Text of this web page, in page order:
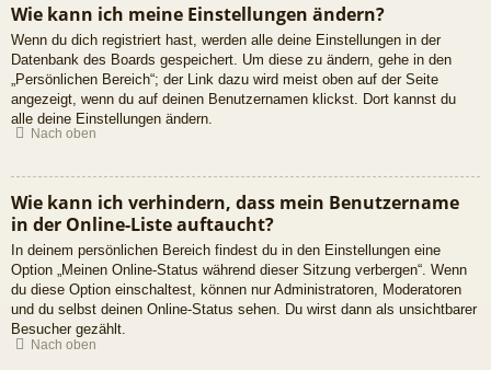
Wie kann ich meine Einstellungen ändern?
Wenn du dich registriert hast, werden alle deine Einstellungen in der
Datenbank des Boards gespeichert. Um diese zu ändern, gehe in den
„Persönlichen Bereich“; der Link dazu wird meist oben auf der Seite
angezeigt, wenn du auf deinen Benutzernamen klickst. Dort kannst du
alle deine Einstellungen ändern.
Nach oben
Wie kann ich verhindern, dass mein Benutzername
in der Online-Liste auftaucht?
In deinem persönlichen Bereich findest du in den Einstellungen eine
Option „Meinen Online-Status während dieser Sitzung verbergen“. Wenn
du diese Option einschaltest, können nur Administratoren, Moderatoren
und du selbst deinen Online-Status sehen. Du wirst dann als unsichtbarer
Besucher gezählt.
Nach oben